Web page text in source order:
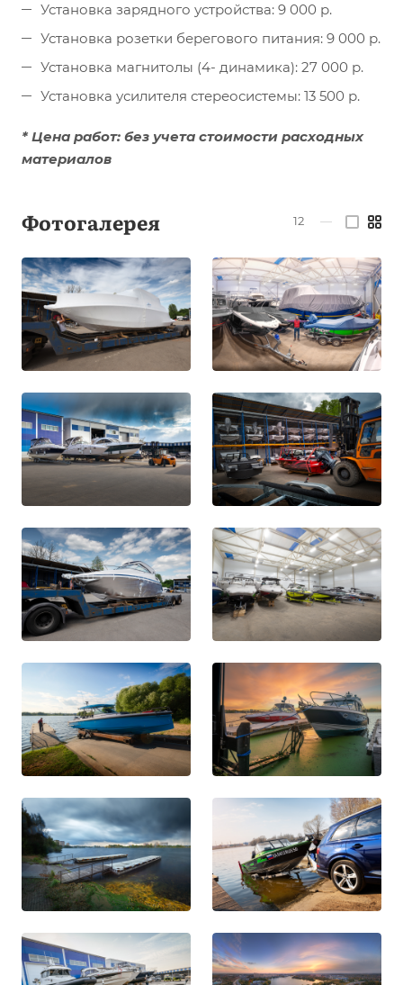
Установка зарядного устройства: 9 000 р.
Установка розетки берегового питания: 9 000 р.
Установка магнитолы (4- динамика): 27 000 р.
Установка усилителя стереосистемы: 13 500 р.
* Цена работ: без учета стоимости расходных
материалов
Фотогалерея 12 —